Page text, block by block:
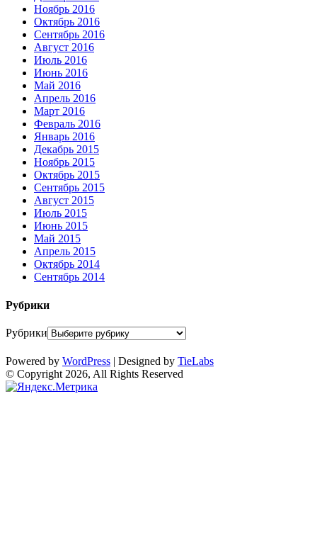
Ноябрь 2016
Октябрь 2016
Сентябрь 2016
Август 2016
Июль 2016
Июнь 2016
Май 2016
Апрель 2016
Март 2016
Февраль 2016
Январь 2016
Декабрь 2015
Ноябрь 2015
Октябрь 2015
Сентябрь 2015
Август 2015
Июль 2015
Июнь 2015
Май 2015
Апрель 2015
Октябрь 2014
Сентябрь 2014
Рубрики
Рубрики
Powered by WordPress | Designed by TieLabs
© Copyright 2026, All Rights Reserved